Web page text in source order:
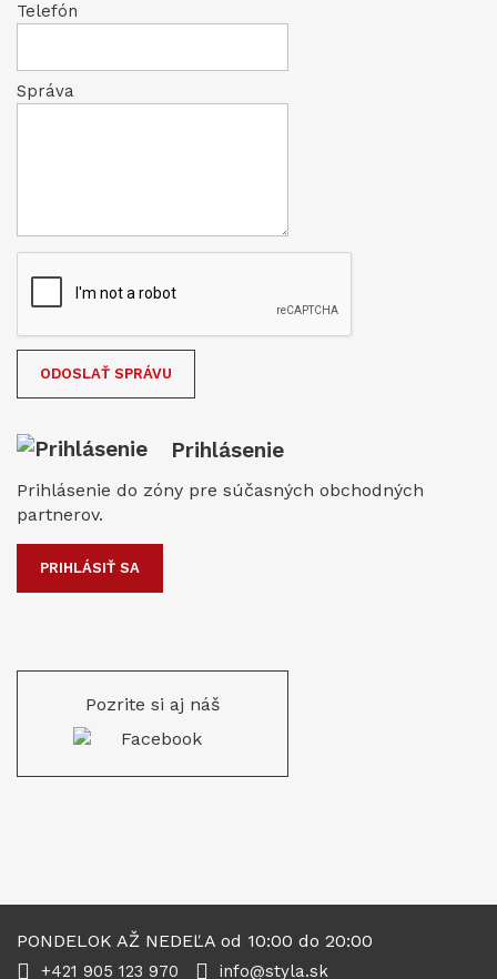
Telefón
Správa
Prihlásenie
Prihlásenie do zóny pre súčasných obchodných
partnerov.
PRIHLÁSIŤ SA
Pozrite si aj náš
PONDELOK AŽ NEDEĽA od 10:00 do 20:00
+421 905 123 970 info@styla.sk